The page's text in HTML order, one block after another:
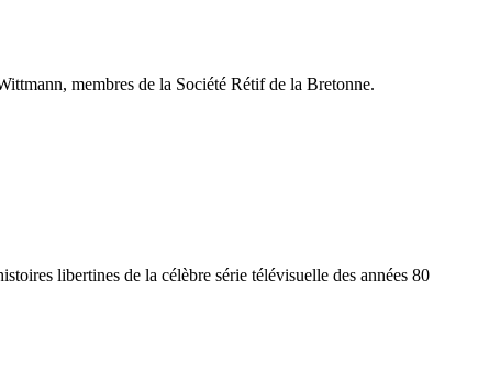
membres de la Société Rétif de la Bretonne.
libertines de la célèbre série télévisuelle des années 80